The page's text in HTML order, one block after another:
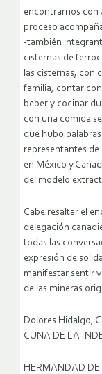
encontrarnos con
proceso
-también
cisternas de
las cisternas, con
familia, contar
beber y cocinar
con una comida
que hubo
representantes
en México y
del modelo
Cabe resaltar el
delegación
todas las
expresión de
manifestar sentir
de las mineras
Dolores Hidalgo,
CUNA DE LA
HERMANDAD